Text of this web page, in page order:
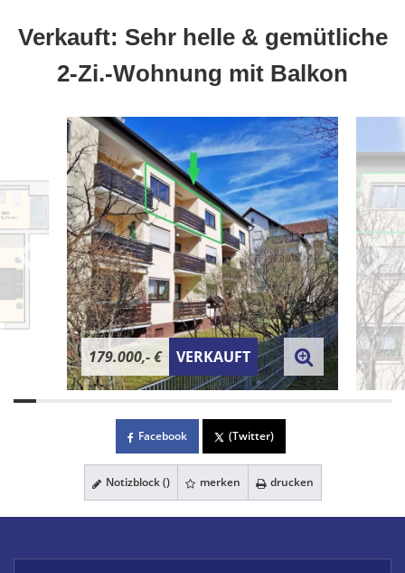
Verkauft: Sehr helle & gemütliche
2-Zi.-Wohnung mit Balkon
179.000,- € VERKAUFT
Facebook (Twitter)
Notizblock () merken drucken